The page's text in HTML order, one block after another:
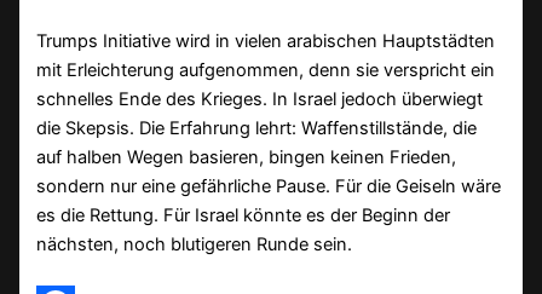
Trumps Initiative wird in vielen arabischen Hauptstädten
mit Erleichterung aufgenommen, denn sie verspricht ein
schnelles Ende des Krieges. In Israel jedoch überwiegt
die Skepsis. Die Erfahrung lehrt: Waffenstillstände, die
auf halben Wegen basieren, bingen keinen Frieden,
sondern nur eine gefährliche Pause. Für die Geiseln wäre
es die Rettung. Für Israel könnte es der Beginn der
nächsten, noch blutigeren Runde sein.